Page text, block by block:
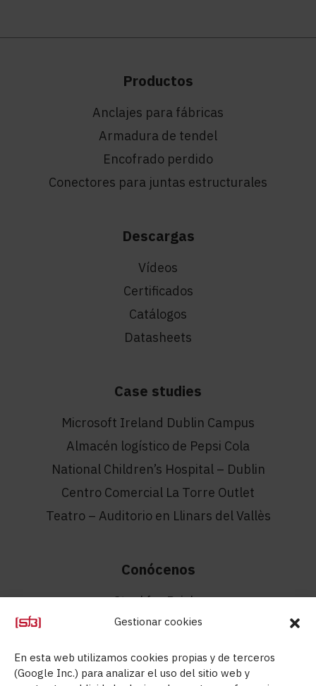
Gestionar cookies
En esta web utilizamos cookies propias y de terceros
(Google Inc.) para analizar el uso del sitio web y
Productos
Anclajes para fábricas
Armadura de tendel
Encofrado perdido
Conectores para juntas estructurales
Descargas
Vídeos
Certificados
Catálogos
Datasheets
Case studies
Microsoft Ireland Dublin Campus
Almacén logístico de Pepsi Cola
National Children’s Hospital – Dublin
Centro Comercial La Torre Outlet
Teatro – Auditorio en Llinars del Vallès
Conócenos
Steel for Bricks
Contacto
Ayudas